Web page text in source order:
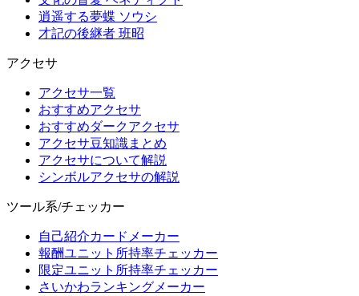
逍遥する夢蝶 ソウシ
才記の後継者 班昭
アクセサ
アクセサ一覧
おすすめアクセサ
おすすめダークアクセサ
アクセサ豆知識まとめ
アクセサについて解説
シンボルアクセサの解説
ツール系/チェッカー
自己紹介カードメーカー
報酬ユニット所持率チェッカー
限定ユニット所持率チェッカー
さいかわランキングメーカー